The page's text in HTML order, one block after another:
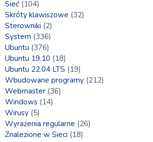
Sieć (104)
Skróty klawiszowe (32)
Sterowniki (2)
System (336)
Ubuntu (376)
Ubuntu 19.10 (18)
Ubuntu 22.04 LTS (19)
Wbudowane programy (212)
Webmaster (36)
Windows (14)
Wirusy (5)
Wyrażenia regularne (26)
Znalezione w Sieci (18)